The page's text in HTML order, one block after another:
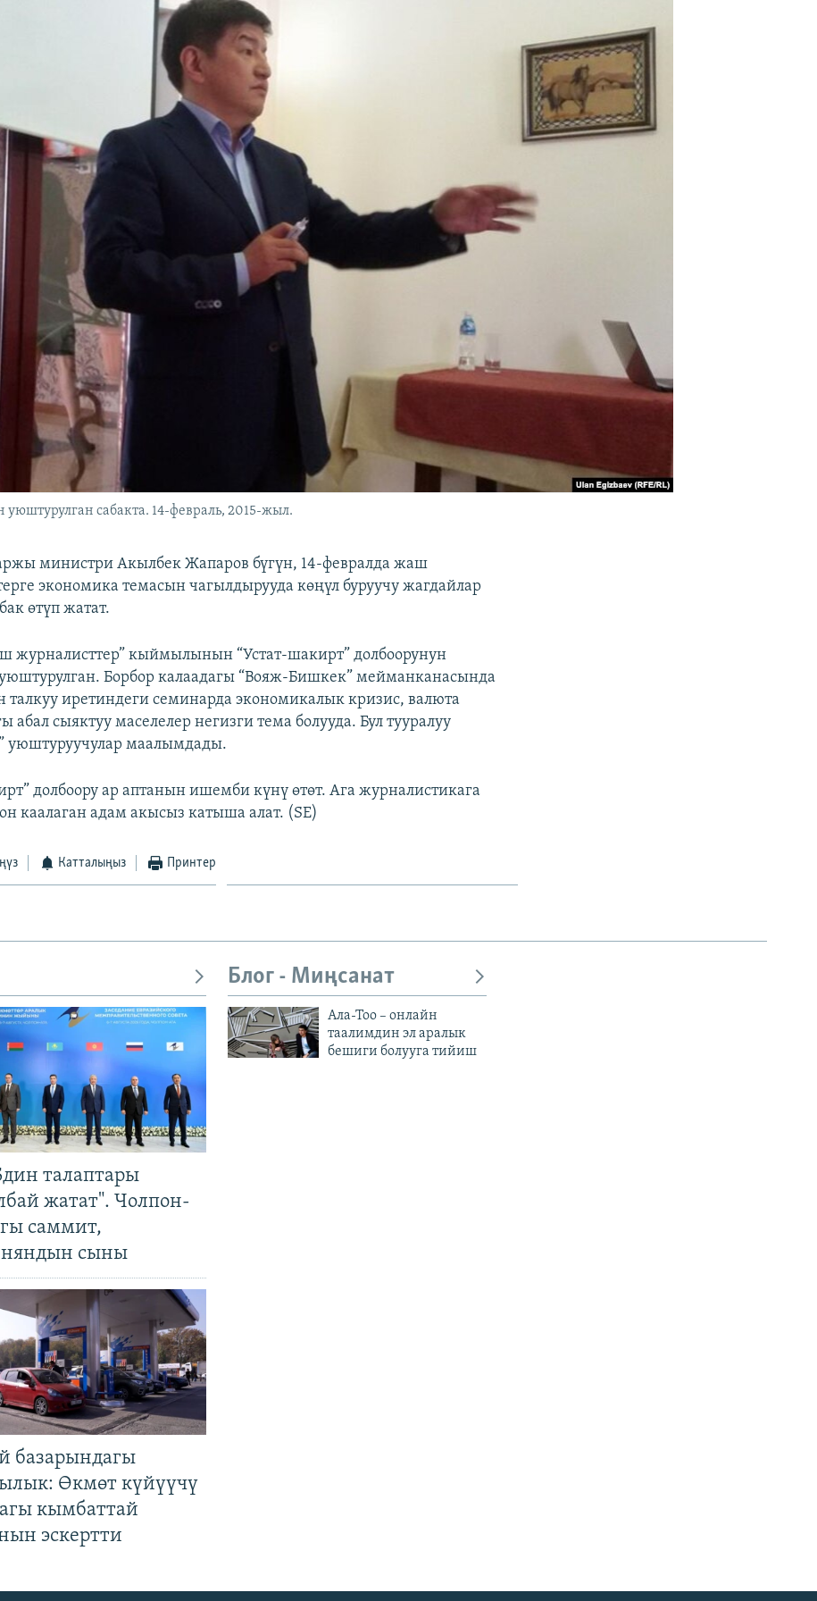
сабакта. 14-февраль, 2015-жыл.
министри Акылбек Жапаров бүгүн, 14-февралда жаш
экономика темасын чагылдырууда көңүл буруучу жагдайлар
өтүп жатат.
журналисттер” кыймылынын “Устат-шакирт” долбоорунун
Борбор калаадагы “Вояж-Бишкек” мейманканасында
талкуу иретиндеги семинарда экономикалык кризис, валюта
абал сыяктуу маселелер негизги тема болууда. Бул тууралуу
уюштуруучулар маалымдады.
долбоору ар аптанын ишемби күнү өтөт. Ага журналистикага
каалаган адам акысыз катыша алат. (SE)
Катталыңыз Принтер
талаптары
жатат". Чолпон-
саммит,
сыны
базарындагы
Өкмөт күйүүчү
кымбаттай
эскертти
Блог - Миңсанат
Ала-Тоо – онлайн
таалимдин эл аралык
бешиги болууга тийиш